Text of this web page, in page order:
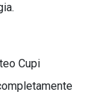
Cupi